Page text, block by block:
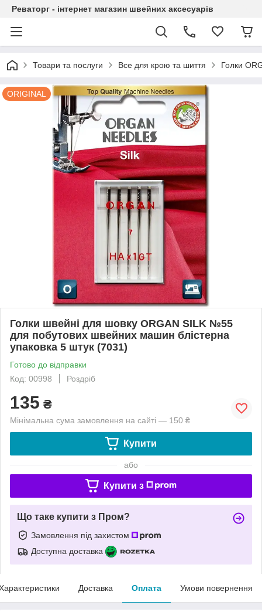
Реваторг - інтернет магазин швейних аксесуарів
Товари та послуги Все для крою та шиття Голки
ORIGINAL
Голки швейні для шовку ORGAN SILK №55
для побутових швейних машин блістерна
упаковка 5 штук (7031)
Готово до відправки
Код: 00998
Роздріб
135 ₴
Мінімальна сума замовлення на сайті — 150 ₴
Купити
або
Купити з
Що таке купити з Пром?
Замовлення під захистом
Доступна доставка
Доставка Оплата Умови повернення